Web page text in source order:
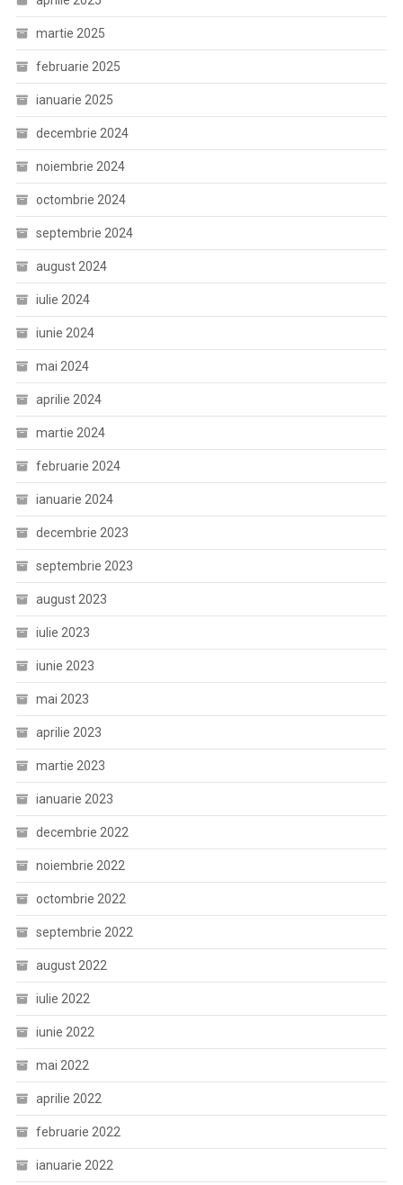
martie 2025
februarie 2025
ianuarie 2025
decembrie 2024
noiembrie 2024
octombrie 2024
septembrie 2024
august 2024
iulie 2024
iunie 2024
mai 2024
aprilie 2024
martie 2024
februarie 2024
ianuarie 2024
decembrie 2023
septembrie 2023
august 2023
iulie 2023
iunie 2023
mai 2023
aprilie 2023
martie 2023
ianuarie 2023
decembrie 2022
noiembrie 2022
octombrie 2022
septembrie 2022
august 2022
iulie 2022
iunie 2022
mai 2022
aprilie 2022
februarie 2022
ianuarie 2022